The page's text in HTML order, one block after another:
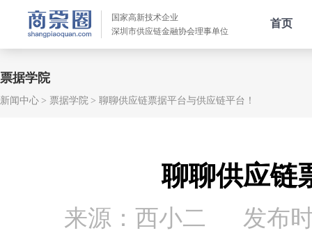
国家高新技术企业
深圳市供应链金融协会理事单位
首页
票据学院
新闻中心 票据学院 聊聊供应链票据平台与供应链平台！
聊聊供应链
来源：西小二 发布